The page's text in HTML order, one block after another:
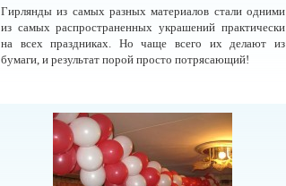
Гирлянды из самых разных материалов стали одними
из самых распространенных украшений практически
на всех праздниках. Но чаще всего их делают из
бумаги, и результат порой просто потрясающий!